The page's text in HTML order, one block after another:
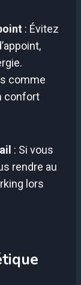
: Évitez
comme
confort
: Si vous
rendre au
lors